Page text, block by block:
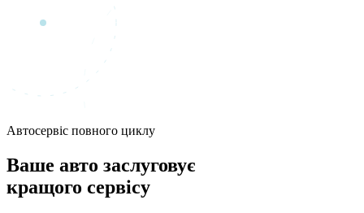
Автосервіс повного циклу
Ваше авто заслуговує
кращого сервісу